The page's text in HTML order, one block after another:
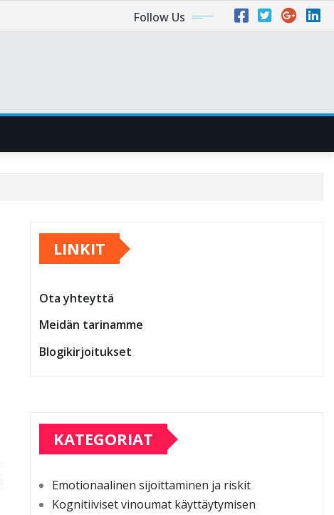
Follow Us
LINKIT
Ota yhteyttä
Meidän tarinamme
Blogikirjoitukset
KATEGORIAT
Emotionaalinen sijoittaminen ja riskit
Kognitiiviset vinoumat käyttäytymisen